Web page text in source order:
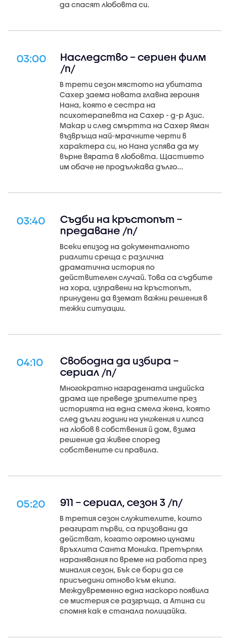
да спасят любовта си.
03:00
Наследство – сериен филм
/п/
В трети сезон мястото на убитата
Сахер заема новата главна героиня
Нана, която е сестра на
психотерапевта на Сахер - д-р Азис.
Макар и след смъртта на Сахер Яман
възвръща най-мрачните черти в
характера си, но Нана успява да му
върне вярата в любовта. Щастието
им обаче не продължава дълго...
03:40
Съдби на кръстопът –
предаване /п/
Всеки епизод на документалното
риалити среща с различна
драматична история по
действителен случай. Това са съдбите
на хора, изправени на кръстопът,
принудени да вземат важни решения в
тежки ситуации.
04:10
Свободна да избира –
сериал /п/
Многократно наградената индийска
драма ще преведе зрителите през
историята на една смела жена, която
след дълги години на унижения и липса
на любов в собствения й дом, взима
решение да живее според
собствените си правила.
05:20 911 – сериал, сезон 3 /п/
В третия сезон служителите, които
реагират първи, са призовани да
действат, когато огромно цунами
връхлита Санта Моника. Претърпял
наранявания по време на работа през
миналия сезон, Бък се бори да се
присъедини отново към екипа.
Междувременно една наскоро появила
се мистерия се разгръща, а Атина си
спомня как е станала полицайка.